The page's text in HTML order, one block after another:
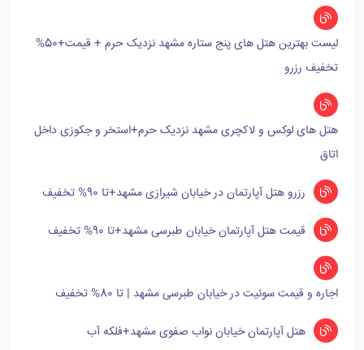
لیست بهترین هتل های پنج ستاره مشهد نزدیک حرم + قیمت+50%
تخفیف رزرو
هتل های لوکس و لاکچری مشهد نزدیک حرم+استخر و جکوزی داخل
اتاق
رزرو هتل آپارتمان در خیابان شیرازی مشهد+تا 90% تخفیف
قیمت هتل آپارتمان خیابان طبرسی مشهد+تا 90% تخفیف
اجاره و قیمت سوئیت در خیابان طبرسی مشهد | تا 80% تخفیف
هتل آپارتمان خیابان نواب صفوی مشهد+فلکه آب